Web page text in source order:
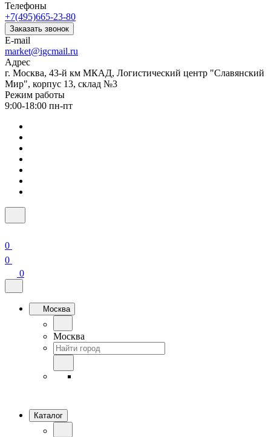
Телефоны
+7(495)665-23-80
Заказать звонок
E-mail
market@igcmail.ru
Адрес
г. Москва, 43-й км МКАД, Логистический центр "Славянский
Мир", корпус 13, склад №3
Режим работы
9:00-18:00 пн-пт
0
0
0
Москва
Москва
Каталог